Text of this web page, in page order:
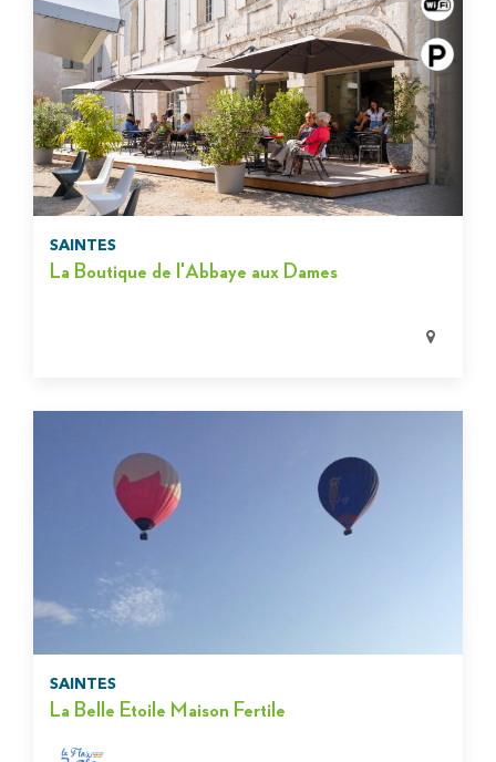
SAINTES
La Boutique de l'Abbaye aux Dames
SAINTES
La Belle Etoile Maison Fertile